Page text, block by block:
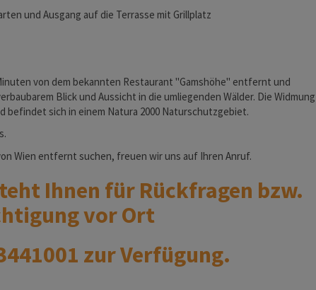
und Ausgang auf die Terrasse mit Grillplatz
von dem bekannten Restaurant "Gamshöhe" entfernt und
Blick und Aussicht in die umliegenden Wälder. Die Widmung
befindet sich in einem Natura 2000 Naturschutzgebiet.
Wien entfernt suchen, freuen wir uns auf Ihren Anruf.
Ihnen für Rückfragen bzw.
vor Ort
zur Verfügung.